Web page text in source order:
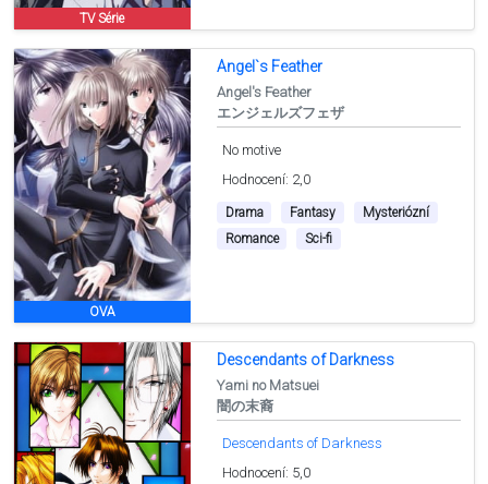
TV Série
OVA
Angel`s Feather
Angel's Feather
エンジェルズフェザ
No motive
Hodnocení: 2,0
Drama Fantasy
Mysteriózní
Romance
Sci-fi
Descendants of Darkness
Yami no Matsuei
闇の末裔
Descendants of Darkness
Hodnocení: 5,0